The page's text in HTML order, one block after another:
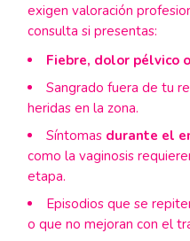
exigen valoración
consulta si presentas:
Fiebre, dolor pélvico
Sangrado fuera de tu
heridas en la zona.
Síntomas durante el
como la vaginosis
etapa.
Episodios que se
o que no mejoran con el